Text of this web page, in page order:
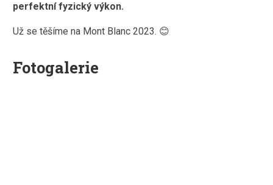
perfektní fyzický výkon.
Už se těšíme na Mont Blanc 2023. 😊
Fotogalerie